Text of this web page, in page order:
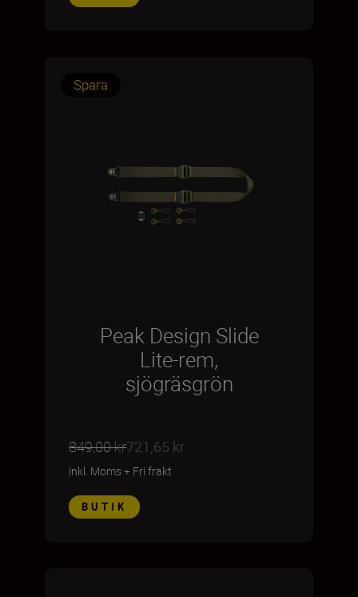
Spara
Peak Design Slide
Lite-rem,
sjögräsgrön
849,00 kr721,65 kr
inkl. Moms+ Fri frakt
BUTIK